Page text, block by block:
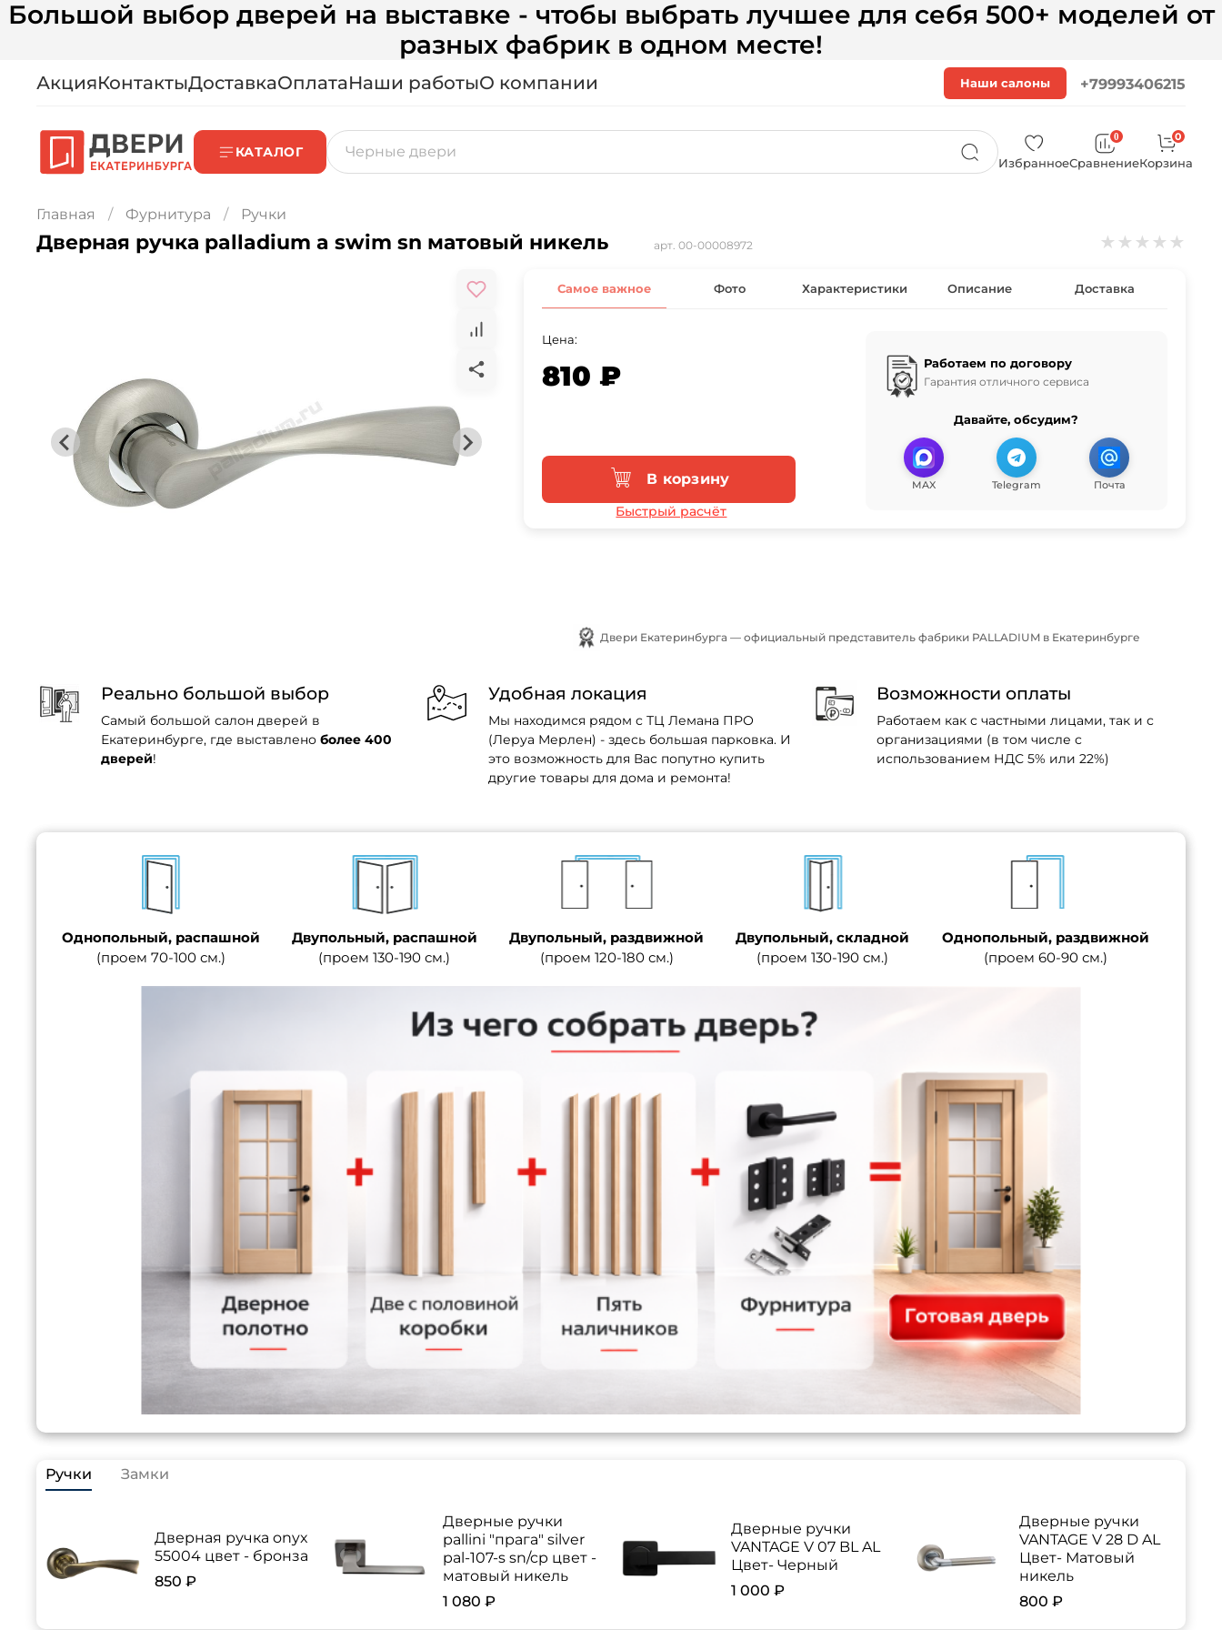
Большой выбор дверей на выставке - чтобы выбрать лучшее для себя 500+ моделей от
разных фабрик в одном месте!
АкцияКонтактыДоставкаОплатаНаши работыО компании Наши салоны +79993406215
КАТАЛОГ
Избранное
0
Сравнение
0
Корзина
Главная Фурнитура Ручки
Дверная ручка palladium a swim sn матовый никель арт. 00-00008972 ★ ★ ★ ★ ★
Самое важное Фото Характеристики Описание Доставка
Цена:
810 ₽
В корзину
Быстрый расчёт
Работаем по договору
Гарантия отличного сервиса
Давайте, обсудим?
MAX Telegram Почта
Двери Екатеринбурга — официальный представитель фабрики PALLADIUM в Екатеринбурге
Реально большой выбор
Самый большой салон дверей в
Екатеринбурге, где выставлено более 400
дверей!
Удобная локация
Мы находимся рядом с ТЦ Лемана ПРО
(Леруа Мерлен) - здесь большая парковка. И
это возможность для Вас попутно купить
другие товары для дома и ремонта!
Возможности оплаты
Работаем как с частными лицами, так и с
организациями (в том числе с
использованием НДС 5% или 22%)
Однопольный, распашной
(проем 70-100 см.)
Двупольный, распашной
(проем 130-190 см.)
Двупольный, раздвижной
(проем 120-180 см.)
Двупольный, складной
(проем 130-190 см.)
Однопольный, раздвижной
(проем 60-90 см.)
Ручки Замки
Дверная ручка onyx
55004 цвет - бронза
850 ₽
Дверные ручки
pallini "прага" silver
pal-107-s sn/cp цвет -
матовый никель
1 080 ₽
Дверные ручки
VANTAGE V 07 BL AL
Цвет- Черный
1 000 ₽
Дверные ручки
VANTAGE V 28 D AL
Цвет- Матовый
никель
800 ₽